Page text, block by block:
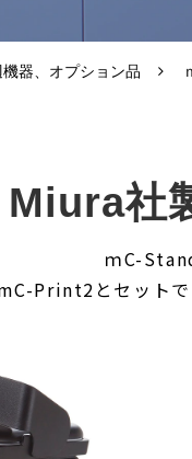
機器、オプション品
Miura社
ｍC-
Print2とセットで